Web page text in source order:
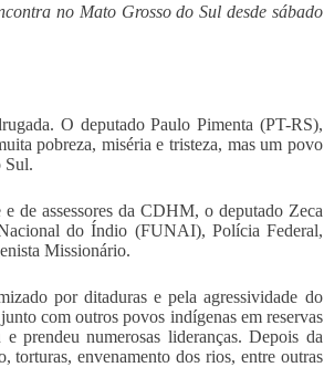
no Mato Grosso do Sul desde sábado
O deputado Paulo Pimenta (PT-RS),
pobreza, miséria e tristeza, mas um povo
Sul.
de assessores da CDHM, o deputado Zeca
do Índio (FUNAI), Polícia Federal,
Missionário.
por ditaduras e pela agressividade do
com outros povos indígenas em reservas
prendeu numerosas lideranças. Depois da
torturas, envenamento dos rios, entre outras